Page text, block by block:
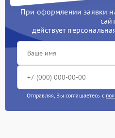
При оформлении заявки
действует
Отправляя, Вы соглашаетесь с